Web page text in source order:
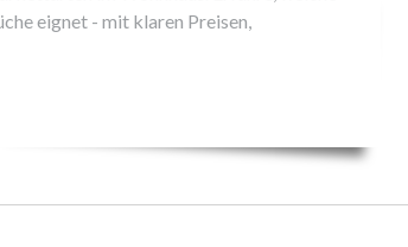
eignet - mit klaren Preisen,